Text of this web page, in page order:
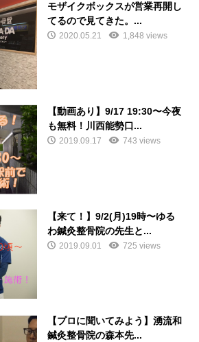
モザイクボックスが営業再開し
てるので見てきた。...
2020.05.21 1,848 views
【動画あり】9/17 19:30〜今夜
も無料！川西能勢口...
2019.09.17 743 views
【来て！】9/2(月)19時〜ゆる
わ鍼灸整骨院の先生と...
2019.09.01 725 views
【プロに聞いてみよう】湧流和
鍼灸整骨院の森本先...